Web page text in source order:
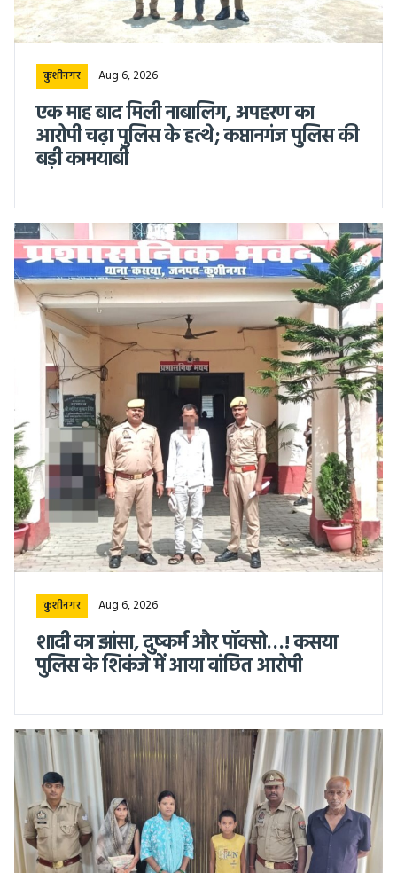
कुशीनगर Aug 6, 2026
एक माह बाद मिली नाबालिग, अपहरण का
आरोपी चढ़ा पुलिस के हत्थे; कप्तानगंज पुलिस की
बड़ी कामयाबी
कुशीनगर Aug 6, 2026
शादी का झांसा, दुष्कर्म और पॉक्सो…! कसया
पुलिस के शिकंजे में आया वांछित आरोपी